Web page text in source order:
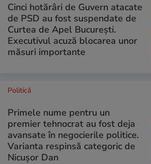
Cinci hotărâri de Guvern atacate
de PSD au fost suspendate de
Curtea de Apel București.
Executivul acuză blocarea unor
măsuri importante
Politică
Primele nume pentru un
premier tehnocrat au fost deja
avansate în negocierile politice.
Varianta respinsă categoric de
Nicușor Dan